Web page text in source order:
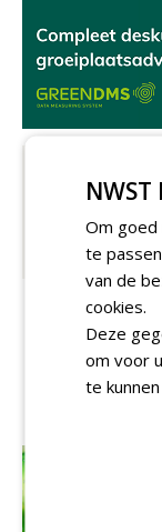
NWST
Om
te
van de
cookies.
Deze
om voor
te